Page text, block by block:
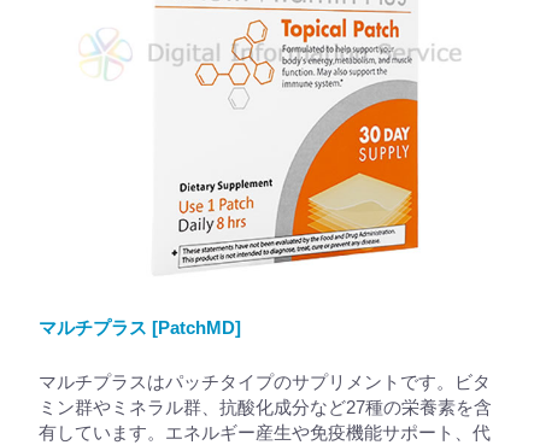
マルチプラス [PatchMD]
マルチプラスはパッチタイプのサプリメントです。ビタ
ミン群やミネラル群、抗酸化成分など27種の栄養素を含
有しています。エネルギー産生や免疫機能サポート、代